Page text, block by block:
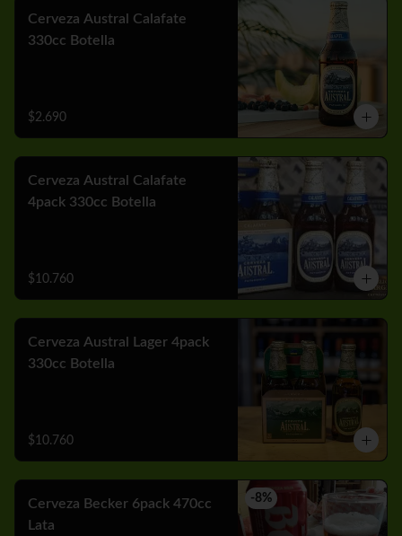
Cerveza Austral Calafate
330cc Botella
$2.690
Cerveza Austral Calafate
4pack 330cc Botella
$10.760
Cerveza Austral Lager 4pack
330cc Botella
$10.760
-8%
Cerveza Becker 6pack 470cc
Lata